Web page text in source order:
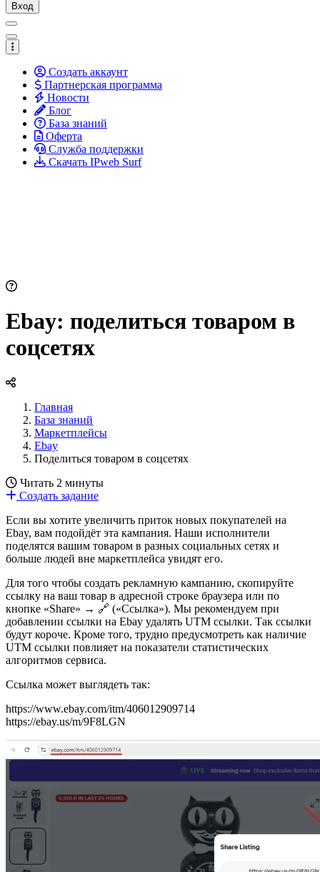
Вход
Создать аккаунт
Партнерская программа
Новости
Блог
База знаний
Оферта
Служба поддержки
Скачать IPweb Surf
Ebay: поделиться товаром в
соцсетях
Главная
База знаний
Маркетплейсы
Ebay
Поделиться товаром в соцсетях
Читать 2 минуты
Создать задание
Если вы хотите увеличить приток новых покупателей на
Ebay, вам подойдёт эта кампания. Наши исполнители
поделятся вашим товаром в разных социальных сетях и
больше людей вне маркетплейса увидят его.
Для того чтобы создать рекламную кампанию, скопируйте
ссылку на ваш товар в адресной строке браузера или по
кнопке «Share» → 🔗 («Ссылка»). Мы рекомендуем при
добавлении ссылки на Ebay удалять UTM ссылки. Так ссылки
будут короче. Кроме того, трудно предусмотреть как наличие
UTM ссылки повлияет на показатели статистических
алгоритмов сервиса.
Ссылка может выглядеть так:
https://www.ebay.com/itm/406012909714
https://ebay.us/m/9F8LGN